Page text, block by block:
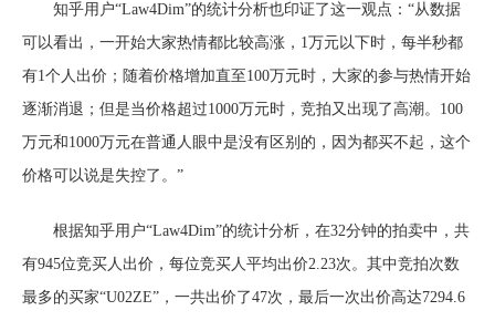
知乎用户“Law4Dim”的统计分析也印证了这一观点：“从数据
可以看出，一开始大家热情都比较高涨，1万元以下时，每半秒都
有1个人出价；随着价格增加直至100万元时，大家的参与热情开始
逐渐消退；但是当价格超过1000万元时，竞拍又出现了高潮。100
万元和1000万元在普通人眼中是没有区别的，因为都买不起，这个
价格可以说是失控了。”
根据知乎用户“Law4Dim”的统计分析，在32分钟的拍卖中，共
有945位竞买人出价，每位竞买人平均出价2.23次。其中竞拍次数
最多的买家“U02ZE”，一共出价了47次，最后一次出价高达7294.6